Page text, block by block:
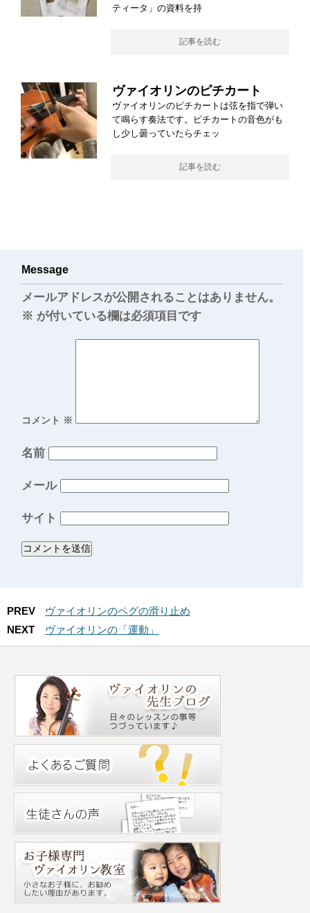
ティータ」の資料を持
記事を読む
ヴァイオリンのピチカート
ヴァイオリンのピチカートは弦を指で弾い
て鳴らす奏法です。ピチカートの音色がも
し少し曇っていたらチェッ
記事を読む
Message
メールアドレスが公開されることはありません。
※ が付いている欄は必須項目です
コメント ※
名前
メール
サイト
PREV
ヴァイオリンのペグの滑り止め
NEXT
ヴァイオリンの「運動」